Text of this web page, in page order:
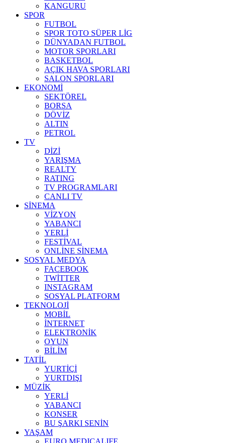
KANGURU
SPOR
FUTBOL
SPOR TOTO SÜPER LİG
DÜNYADAN FUTBOL
MOTOR SPORLARI
BASKETBOL
AÇIK HAVA SPORLARI
SALON SPORLARI
EKONOMİ
SEKTÖREL
BORSA
DÖVİZ
ALTIN
PETROL
TV
DİZİ
YARIŞMA
REALTY
RATING
TV PROGRAMLARI
CANLI TV
SİNEMA
VİZYON
YABANCI
YERLİ
FESTİVAL
ONLİNE SİNEMA
SOSYAL MEDYA
FACEBOOK
TWİTTER
INSTAGRAM
SOSYAL PLATFORM
TEKNOLOJİ
MOBİL
İNTERNET
ELEKTRONİK
OYUN
BİLİM
TATİL
YURTİÇİ
YURTDIŞI
MÜZİK
YERLİ
YABANCI
KONSER
BU ŞARKI SENİN
YAŞAM
EURO MEDICALIFE